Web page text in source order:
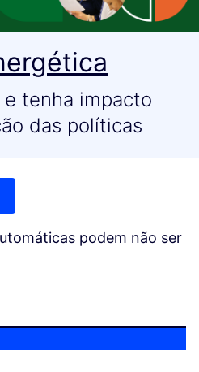
e tenha impacto
das políticas
podem não ser